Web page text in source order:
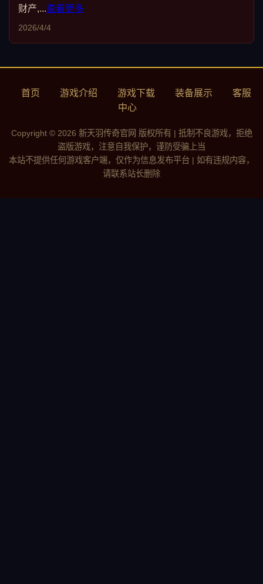
财产,...查看更多
2026/4/4
首页 游戏介绍 游戏下载 装备展示
客服
中心
Copyright © 2026 新天羽传奇官网 版权所有 | 抵制不良游戏，拒绝
盗版游戏，注意自我保护，谨防受骗上当
本站不提供任何游戏客户端，仅作为信息发布平台 | 如有违规内容，
请联系站长删除